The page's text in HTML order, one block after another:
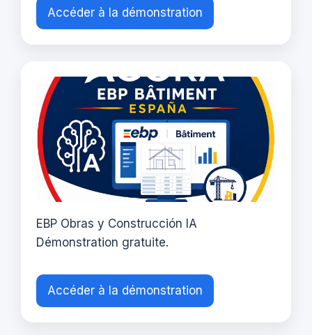
Accéder à la démonstration
EBP Obras y Construcción IA
Démonstration gratuite.
Accéder à la démonstration